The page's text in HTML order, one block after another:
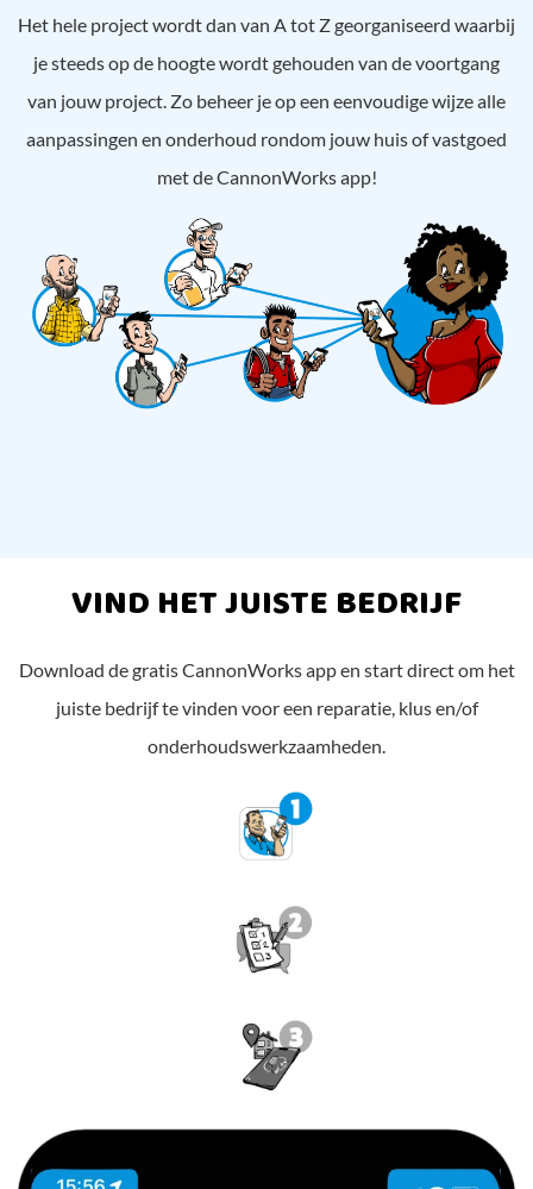
Het hele project wordt dan van A tot Z georganiseerd waarbij
je steeds op de hoogte wordt gehouden van de voortgang
van jouw project. Zo beheer je op een eenvoudige wijze alle
aanpassingen en onderhoud rondom jouw huis of vastgoed
met de CannonWorks app!
VIND HET JUISTE BEDRIJF
Download de gratis CannonWorks app en start direct om het
juiste bedrijf te vinden voor een reparatie, klus en/of
onderhoudswerkzaamheden.